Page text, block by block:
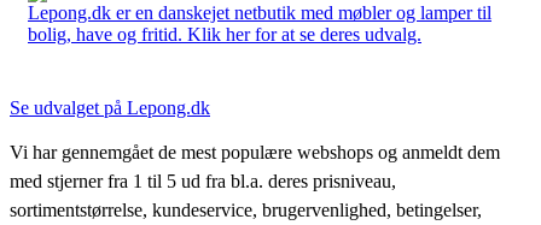
Lepong.dk er en danskejet netbutik med møbler og lamper til
bolig, have og fritid. Klik her for at se deres udvalg.
Se udvalget på Lepong.dk
Vi har gennemgået de mest populære webshops og anmeldt dem
med stjerner fra 1 til 5 ud fra bl.a. deres prisniveau,
sortimentstørrelse, kundeservice, brugervenlighed, betingelser,